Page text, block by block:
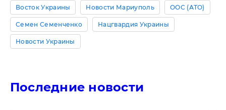
Восток Украины Новости Мариуполь ООС (АТО)
Семен Семенченко Нацгвардия Украины
Новости Украины
Последние новости